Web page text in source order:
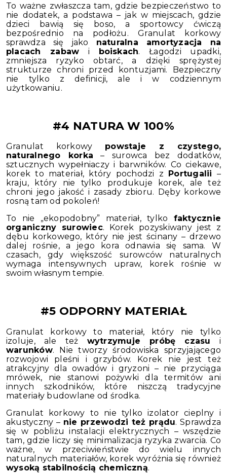
To ważne zwłaszcza tam, gdzie bezpieczeństwo to
nie dodatek, a podstawa – jak w miejscach, gdzie
dzieci bawią się boso, a sportowcy ćwiczą
bezpośrednio na podłożu. Granulat korkowy
sprawdza się jako naturalna amortyzacja na
placach zabaw i boiskach. Łagodzi upadki,
zmniejsza ryzyko obtarć, a dzięki sprężystej
strukturze chroni przed kontuzjami. Bezpieczny
nie tylko z definicji, ale i w codziennym
użytkowaniu.
#4 NATURA W 100%
Granulat korkowy powstaje z czystego,
naturalnego korka – surowca bez dodatków,
sztucznych wypełniaczy i barwników. Co ciekawe,
korek to materiał, który pochodzi z Portugalii –
kraju, który nie tylko produkuje korek, ale też
chroni jego jakość i zasady zbioru. Dęby korkowe
rosną tam od pokoleń!
To nie „ekopodobny” materiał, tylko faktycznie
organiczny surowiec. Korek pozyskiwany jest z
dębu korkowego, który nie jest ścinany – drzewo
dalej rośnie, a jego kora odnawia się sama. W
czasach, gdy większość surowców naturalnych
wymaga intensywnych upraw, korek rośnie w
swoim własnym tempie.
#5 ODPORNY MATERIAŁ
Granulat korkowy to materiał, który nie tylko
izoluje, ale też wytrzymuje próbę czasu i
warunków. Nie tworzy środowiska sprzyjającego
rozwojowi pleśni i grzybów. Korek nie jest też
atrakcyjny dla owadów i gryzoni – nie przyciąga
mrówek, nie stanowi pożywki dla termitów ani
innych szkodników, które niszczą tradycyjne
materiały budowlane od środka.
Granulat korkowy to nie tylko izolator cieplny i
akustyczny – nie przewodzi też prądu. Sprawdza
się w pobliżu instalacji elektrycznych – wszędzie
tam, gdzie liczy się minimalizacja ryzyka zwarcia. Co
ważne, w przeciwieństwie do wielu innych
naturalnych materiałów, korek wyróżnia się również
wysoką stabilnością chemiczną.